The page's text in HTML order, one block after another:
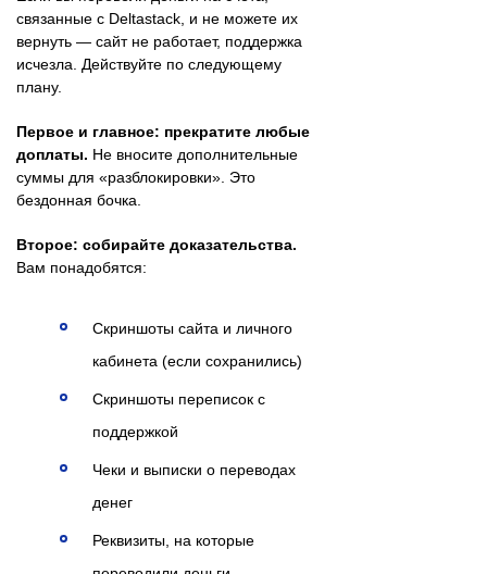
связанные с Deltastack, и не можете их
вернуть — сайт не работает, поддержка
исчезла. Действуйте по следующему
плану.
Первое и главное: прекратите любые
доплаты. Не вносите дополнительные
суммы для «разблокировки». Это
бездонная бочка.
Второе: собирайте доказательства.
Вам понадобятся:
Скриншоты сайта и личного
кабинета (если сохранились)
Скриншоты переписок с
поддержкой
Чеки и выписки о переводах
денег
Реквизиты, на которые